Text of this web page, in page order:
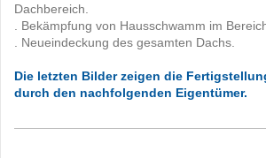
Dachbereich.
. Bekämpfung von Hausschwamm im
. Neueindeckung des gesamten Dachs.
Die letzten Bilder zeigen die
durch den nachfolgenden Eigentümer.